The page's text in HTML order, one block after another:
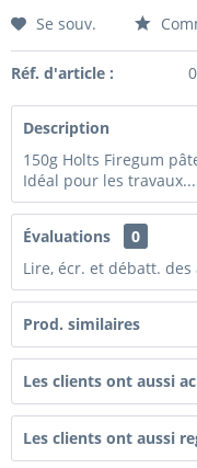
Se souv.
Réf. d'article :
Description
150g Holts Firegum
Idéal pour les travaux...
Évaluations
0
Lire, écr. et débatt. des
Prod. similaires
Les clients ont aussi
Les clients ont aussi